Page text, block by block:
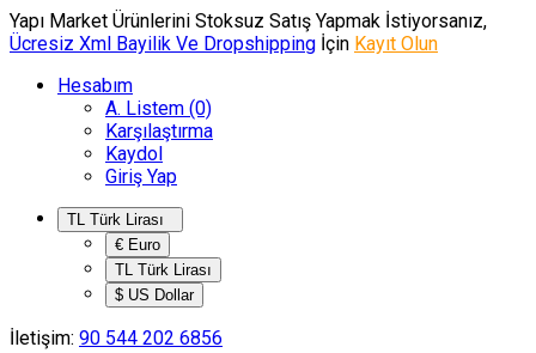
Yapı Market Ürünlerini Stoksuz Satış Yapmak İstiyorsanız,
Ücresiz Xml Bayilik Ve Dropshipping İçin Kayıt Olun
Hesabım
A. Listem (0)
Karşılaştırma
Kaydol
Giriş Yap
€ Euro
TL Türk Lirası
$ US Dollar
İletişim: 90 544 202 6856